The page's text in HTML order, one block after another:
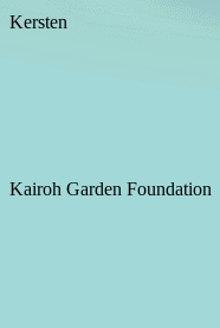
Kersten
Kairoh Garden Foundation